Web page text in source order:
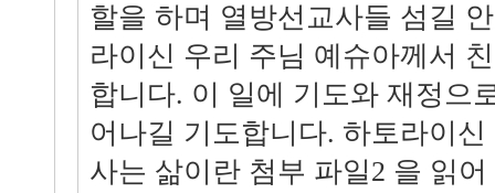
할을 하며 열방선교사들 섬길
라이신 우리 주님 예슈아께서
합니다. 이 일에 기도와 재정으
어나길 기도합니다. 하토라이
사는 삶이란 첨부 파일2 을 읽